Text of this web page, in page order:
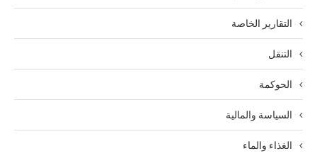
التقارير الخاصة
التنقل
الحوكمة
السياسة والمالية
الغذاء والماء